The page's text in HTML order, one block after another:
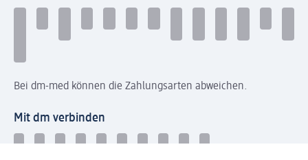
Bei dm-med können die Zahlungsarten abweichen.
Mit dm verbinden